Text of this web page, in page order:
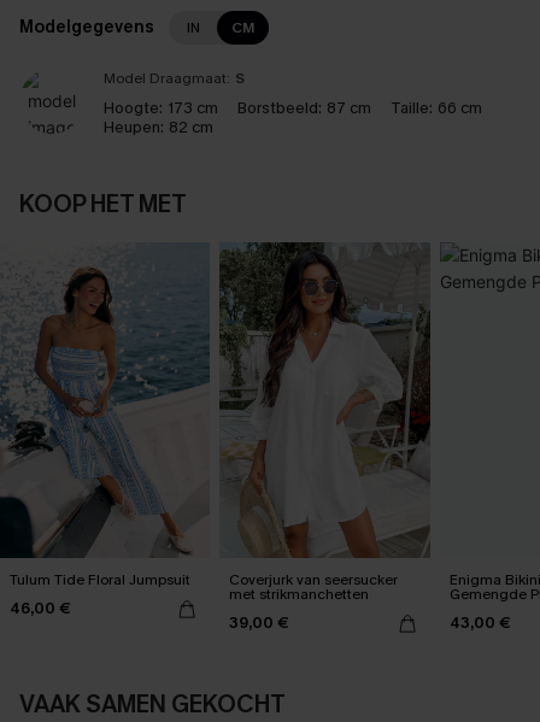
Modelgegevens IN CM
Model Draagmaat: S
Hoogte: 173 cm Borstbeeld: 87 cm Taille: 66 cm
Heupen: 82 cm
KOOP HET MET
Tulum Tide Floral Jumpsuit
46,00 €
Coverjurk van seersucker
met strikmanchetten
39,00 €
Enigma
Gemengde
43,00 €
VAAK SAMEN GEKOCHT